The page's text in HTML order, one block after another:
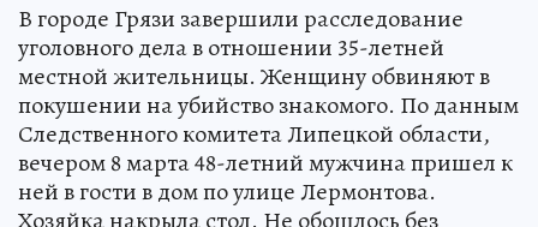
В городе Грязи завершили расследование
уголовного дела в отношении 35-летней
местной жительницы. Женщину обвиняют в
покушении на убийство знакомого. По данным
Следственного комитета Липецкой области,
вечером 8 марта 48-летний мужчина пришел к
ней в гости в дом по улице Лермонтова.
Хозяйка накрыла стол. Не обошлось без